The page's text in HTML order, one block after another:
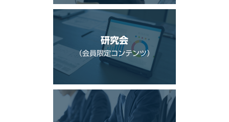
研究会
（会員限定コンテンツ）